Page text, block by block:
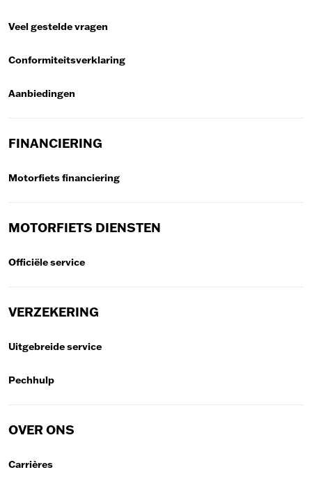
Veel gestelde vragen
Conformiteitsverklaring
Aanbiedingen
FINANCIERING
Motorfiets financiering
MOTORFIETS DIENSTEN
Officiële service
VERZEKERING
Uitgebreide service
Pechhulp
OVER ONS
Carrières